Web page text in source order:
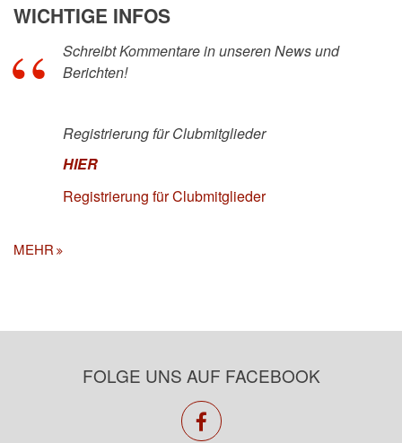
WICHTIGE INFOS
Schreibt Kommentare in unseren News und
Berichten!
Registrierung für Clubmitglieder
HIER
Registrierung für Clubmitglieder
MEHR
FOLGE UNS AUF FACEBOOK
facebook